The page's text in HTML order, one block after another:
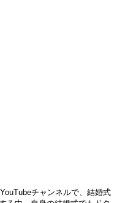
チャンネルで、結婚式